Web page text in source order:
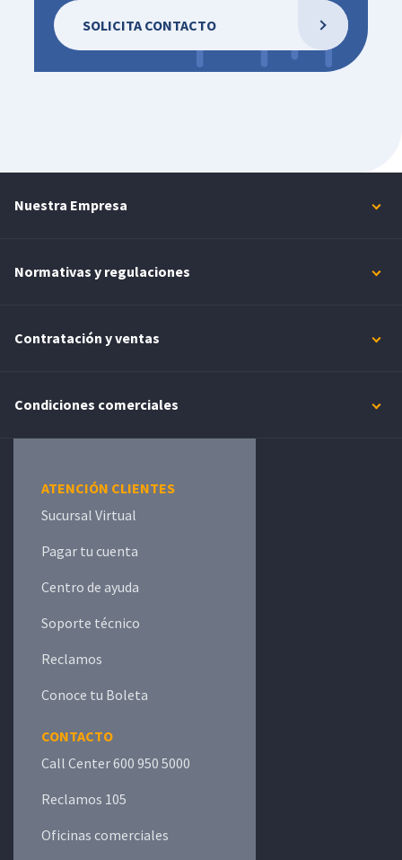
SOLICITA CONTACTO
Nuestra Empresa
Normativas y regulaciones
Contratación y ventas
Condiciones comerciales
ATENCIÓN CLIENTES
Sucursal Virtual
Pagar tu cuenta
Centro de ayuda
Soporte técnico
Reclamos
Conoce tu Boleta
CONTACTO
Call Center 600 950 5000
Reclamos 105
Oficinas comerciales